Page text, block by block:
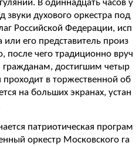
В одиннадцать часов у
духового оркестра под
Российской Федерации, исп
или его представитель произ
после чего традиционно вруч
достигшим четыр
в торжественной об
на больших экранах, устан
патриотическая програм
оркестр Московского га